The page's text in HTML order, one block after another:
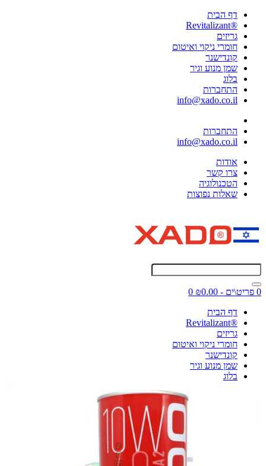
דף הבית
®Revitalizant
גריזים
חומרי ניקוי ואיטום
קונדישנר
שמן מנוע וגיר
בלוג
התחברות
info@xado.co.il
התחברות
info@xado.co.il
אודות
צרו קשר
הטכנולוגיה
שאלות נפוצות
0 פריט\ים - ₪0.00
0
דף הבית
®Revitalizant
גריזים
חומרי ניקוי ואיטום
קונדישנר
שמן מנוע וגיר
בלוג